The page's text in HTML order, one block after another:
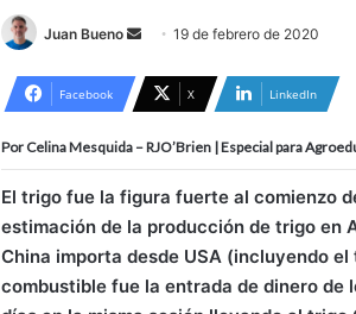
Juan Bueno
n
a
e
m
a
19 de febrero de 2020
Facebook X LinkedIn
Por Celina Mesquida – RJO’Brien | Especial para
El trigo fue la figura fuerte al comienzo
estimación de la producción de trigo
China importa desde USA (incluyendo
combustible fue la entrada de dinero de